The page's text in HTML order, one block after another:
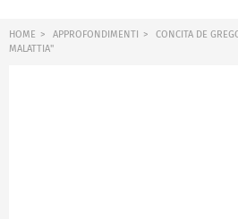
HOME APPROFONDIMENTI
CONCITA DE
MALATTIA"